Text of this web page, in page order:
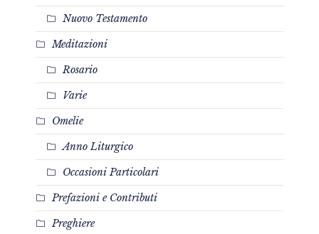
Nuovo Testamento
Meditazioni
Rosario
Varie
Omelie
Anno Liturgico
Occasioni Particolari
Prefazioni e Contributi
Preghiere